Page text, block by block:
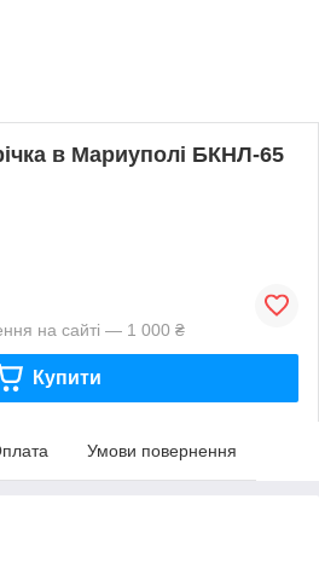
в Мариуполі БКНЛ-65
на сайті — 1 000 ₴
Купити
Умови повернення